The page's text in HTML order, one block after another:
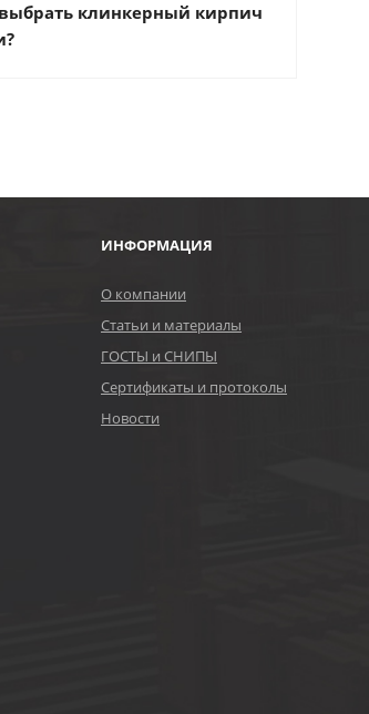
клинкерный кирпич
ИНФОРМАЦИЯ
О компании
Статьи и материалы
ГОСТЫ и СНИПЫ
Сертификаты и протоколы
Новости